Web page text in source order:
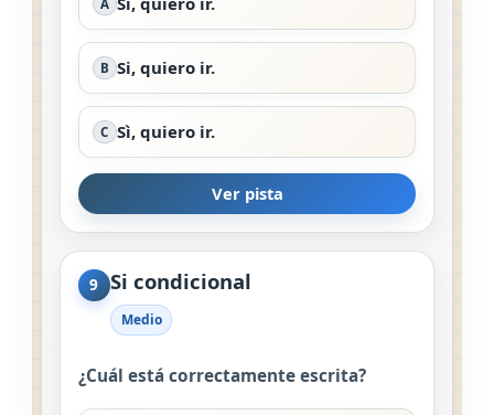
A
B Si, quiero ir.
C Sì, quiero ir.
Ver pista
9 Si condicional
Medio
¿Cuál está correctamente escrita?